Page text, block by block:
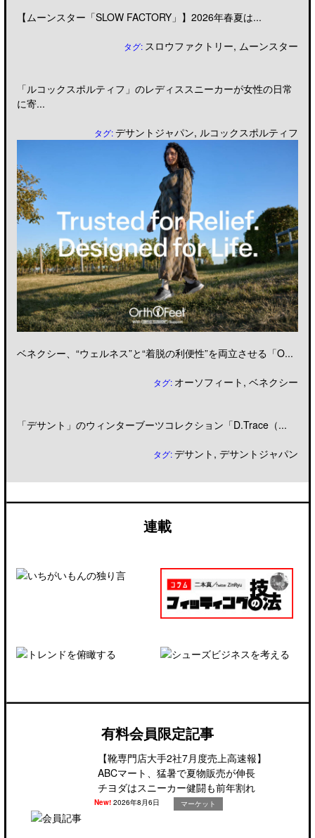
【ムーンスター「SLOW FACTORY」】2026年春夏は...
タグ: スロウファクトリー, ムーンスター
「ルコックスポルティフ」のレディススニーカーが女性の日常
に寄...
タグ:デサントジャパン, ルコックスポルティフ
ベネクシー、“ウェルネス”と“着脱の利便性”を両立させる「O...
タグ: オーソフィート ,ベネクシー
「デサント」のウィンターブーツコレクション「D.Trace（...
タグ:デサント ,デサントジャパン
連載
有料会員限定記事
【靴専門店大手2社7月度売上高速報】
ABCマート、猛暑で夏物販売が伸長
チヨダはスニーカー健闘も前年割れ
New!2026年8月6日 マーケット